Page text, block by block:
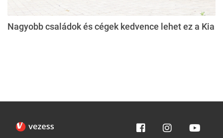
Nagyobb családok és cégek kedvence lehet ez a Kia